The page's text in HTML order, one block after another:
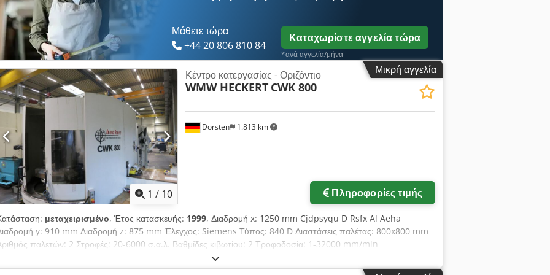
Μάθετε τώρα
+44 20 806 810 84
Καταχωρίστε αγγελία τώρα
*ανά αγγελία/μήνα
Μικρή αγγελία
1 / 10
Dorsten 1.813 km
Κέντρο κατεργασίας - Οριζόντιο
WMW HECKERT CWK 800
Πληροφορίες τιμής
μεταχειρισμένο, Έτος κατασκευής: 1999, Διαδρομή x: 1250 mm Cjdpsyqu D Rsfx Al Aeha
y: 910 mm Διαδρομή z: 875 mm Έλεγχος: Siemens Τύπος: 840 D Διαστάσεις παλέτας: 800x800 mm
παλετών: 2 Στροφές: 20-6000 σ.α.λ. Βαθμίδες κιβωτίου: 2 Τροφοδοσία: 1-32000 mm/min
Περιστρεφόμενο τραπέζι: 360x1° Στροφές περιστρεφόμενου τραπεζιού: 16,5 σ.α.λ. Φορτίο τραπεζιού: 1150 kg
ατράκτου: ISO 50 Αλλαγή εργαλείων: 165 θέσεις Βάρος μηχανήματος: περ. 18,5 τόνους Εσωτερική